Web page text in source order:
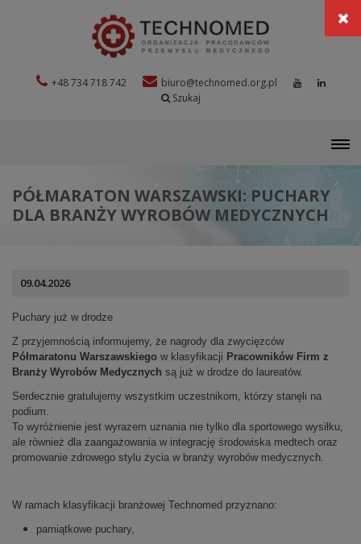
+48 734 718 742
biuro@technomed.org.pl
Szukaj
PÓŁMARATON WARSZAWSKI: PUCHARY
DLA BRANŻY WYROBÓW MEDYCZNYCH
09.04.2026
Puchary już w drodze
Z przyjemnością informujemy, że nagrody dla zwycięzców
Półmaratonu Warszawskiego w klasyfikacji Pracowników Firm z
Branży Wyrobów Medycznych są już w drodze do laureatów.
Serdecznie gratulujemy wszystkim uczestnikom, którzy stanęli na
podium.
To wyróżnienie jest wyrazem uznania nie tylko dla sportowego wysiłku,
ale również dla zaangażowania w integrację środowiska medtech oraz
promowanie zdrowego stylu życia w branży wyrobów medycznych.
W ramach klasyfikacji branżowej Technomed przyznano:
pamiątkowe puchary,